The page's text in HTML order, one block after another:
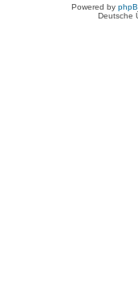
Powered by
Deutsche